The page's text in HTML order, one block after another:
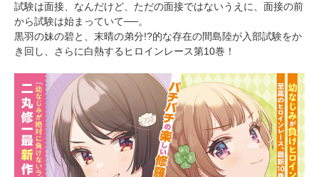
試験は面接、なんだけど、ただの面接ではないうえに、面接の前
から試験は始まっていて──。
黒羽の妹の碧と、末晴の弟分!?的な存在の間島陸が入部試験をか
き回し、さらに白熱するヒロインレース第10巻！